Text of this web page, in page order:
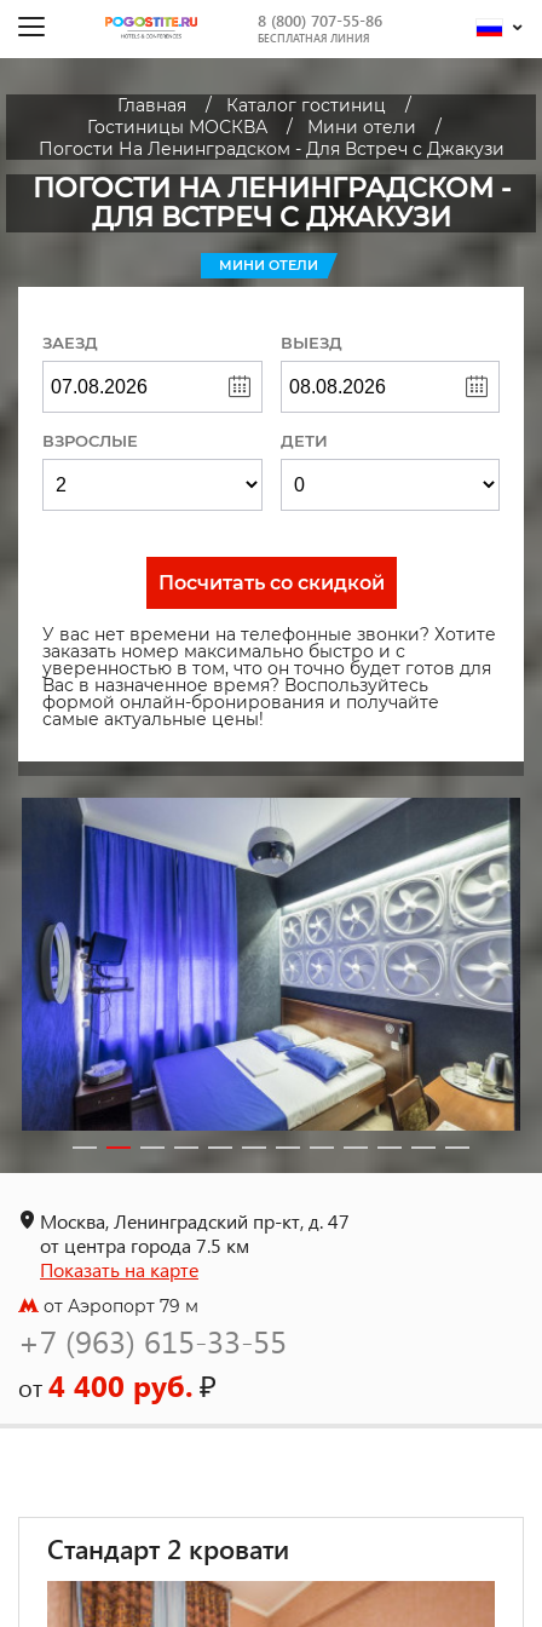
8 (800) 707-55-86
БЕСПЛАТНАЯ ЛИНИЯ
Главная
Каталог гостиниц
Гостиницы МОСКВА
Мини отели
Погости На Ленинградском - Для Встреч с Джакузи
ПОГОСТИ НА ЛЕНИНГРАДСКОМ -
ДЛЯ ВСТРЕЧ С ДЖАКУЗИ
МИНИ ОТЕЛИ
ЗАЕЗД ВЫЕЗД
ВЗРОСЛЫЕ ДЕТИ
Посчитать со скидкой
У вас нет времени на телефонные звонки? Хотите
заказать номер максимально быстро и с
уверенностью в том, что он точно будет готов для
Вас в назначенное время? Воспользуйтесь
формой онлайн-бронирования и получайте
самые актуальные цены!
Москва, Ленинградский пр-кт, д. 47
от центра города 7.5 км
Показать на карте
от Аэропорт 79 м
+7 (963) 615-33-55
от4 400 руб.₽
Стандарт 2 кровати